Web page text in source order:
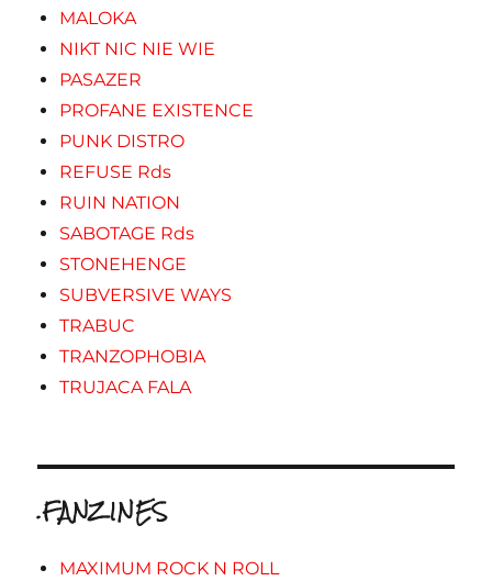
MALOKA
NIKT NIC NIE WIE
PASAZER
PROFANE EXISTENCE
PUNK DISTRO
REFUSE Rds
RUIN NATION
SABOTAGE Rds
STONEHENGE
SUBVERSIVE WAYS
TRABUC
TRANZOPHOBIA
TRUJACA FALA
.FANZINES
MAXIMUM ROCK N ROLL